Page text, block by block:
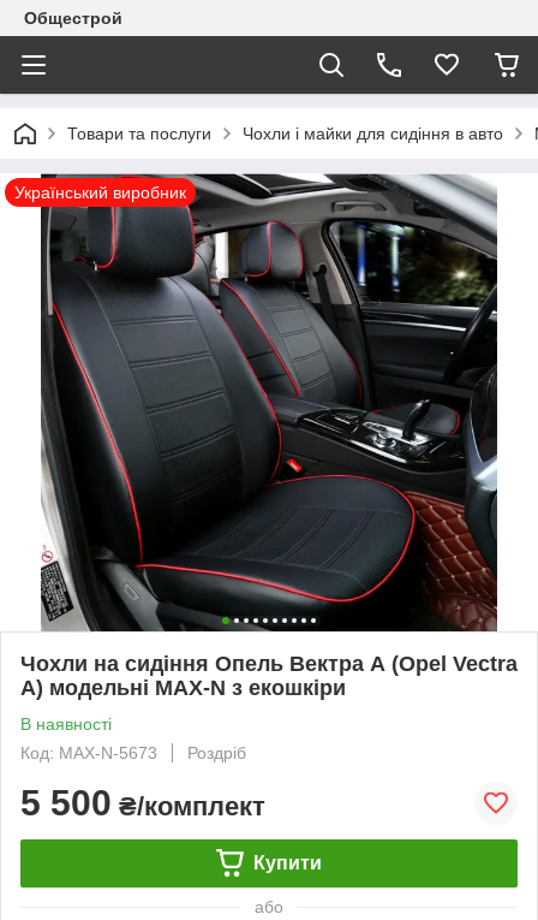
Общестрой
Товари та послуги Чохли і майки для сидіння в авто
Український виробник
Чохли на сидіння Опель Вектра А (Opel Vectra
A) модельні MAX-N з екошкіри
В наявності
Код: MAX-N-5673
Роздріб
5 500 ₴/комплект
Купити
або